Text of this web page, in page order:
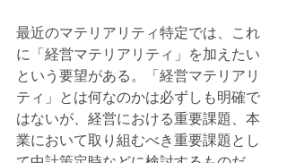
最近のマテリアリティ特定では、これ
に「経営マテリアリティ」を加えたい
という要望がある。「経営マテリアリ
ティ」とは何なのかは必ずしも明確で
はないが、経営における重要課題、本
業において取り組むべき重要課題とし